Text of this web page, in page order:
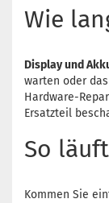
Wie
Display und
warten oder
Hardware-
Ersatzteil
So
Kommen Sie